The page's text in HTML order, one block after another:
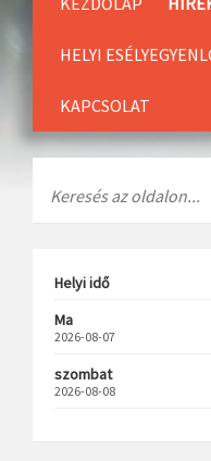
HELYI
KAPCSOLAT
Helyi idő
Ma
2026-08-07
szombat
2026-08-08